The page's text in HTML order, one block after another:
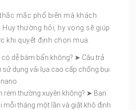
mắc phổ biến mà khách
Huy thường hỏi, hy vọng sẽ giúp
khi quyết định chọn mua.
có dễ bám bẩn không? ➤ Câu trả
sử dụng vải lụa cao cấp chống bụi
rèm thường xuyên không? ➤ Bạn
mỗi tháng một lần và giặt khô định